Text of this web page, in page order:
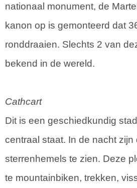
nationaal monument, de
kanon op is gemonteerd dat
ronddraaien. Slechts 2 van
bekend in de wereld.
Cathcart
Dit is een geschiedkundig
centraal staat. In de nacht zijn
sterrenhemels te zien. Deze
te mountainbiken, trekken,